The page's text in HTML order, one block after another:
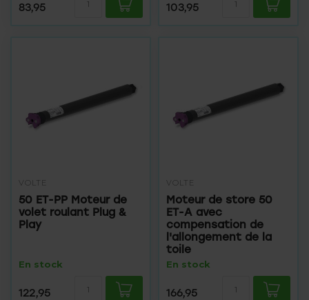
83,95 103,95
VOLTE
50 ET-PP Moteur de
volet roulant Plug &
Play
En stock
122,95
VOLTE
Moteur de store 50
ET-A avec
compensation de
l'allongement de la
toile
En stock
166,95